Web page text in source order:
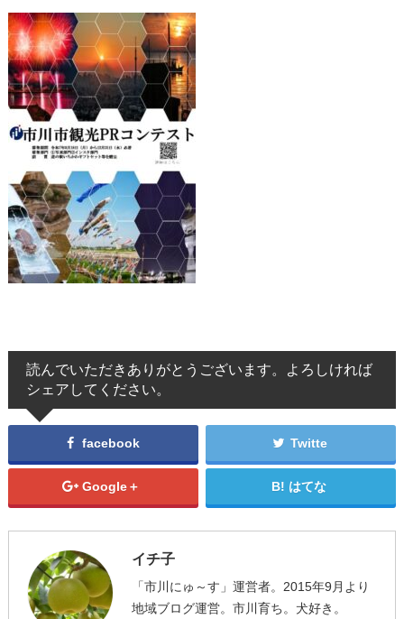
読んでいただきありがとうございます。よろしければ
シェアしてください。
facebook Twitte
Google＋ はてな
イチ子
「市川にゅ～す」運営者。2015年9月より
地域ブログ運営。市川育ち。犬好き。